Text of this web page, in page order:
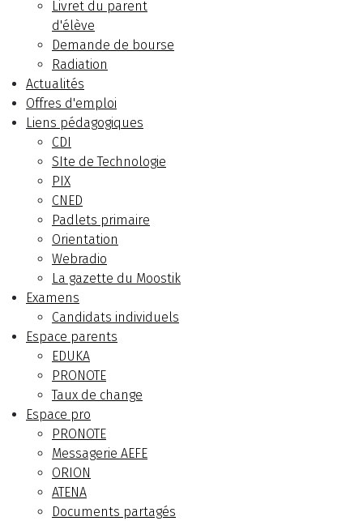
Livret du parent
d'élève
Demande de bourse
Radiation
Actualités
Offres d'emploi
Liens pédagogiques
CDI
SIte de Technologie
PIX
CNED
Padlets primaire
Orientation
Webradio
La gazette du Moostik
Examens
Candidats individuels
Espace parents
EDUKA
PRONOTE
Taux de change
Espace pro
PRONOTE
Messagerie AEFE
ORION
ATENA
Documents partagés